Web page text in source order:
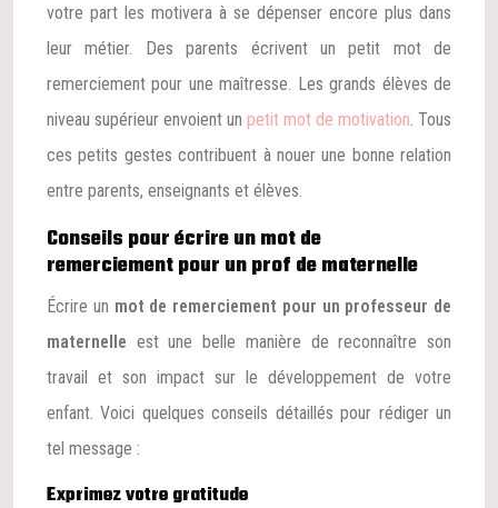
votre part les motivera à se dépenser encore plus dans
leur métier. Des parents écrivent un petit mot de
remerciement pour une maîtresse. Les grands élèves de
niveau supérieur envoient un petit mot de motivation . Tous
ces petits gestes contribuent à nouer une bonne relation
entre parents, enseignants et élèves.
Conseils pour écrire un mot de
remerciement pour un prof de maternelle
Écrire un mot de remerciement pour un professeur de
maternelle est une belle manière de reconnaître son
travail et son impact sur le développement de votre
enfant. Voici quelques conseils détaillés pour rédiger un
tel message :
Exprimez votre gratitude